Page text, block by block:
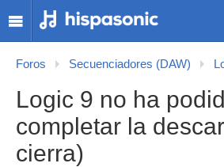
Foros Secuenciadores (DAW)
Logic 9 no ha
completar la
cierra)